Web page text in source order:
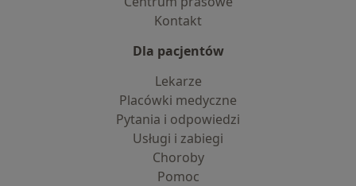
Kontakt
Dla pacjentów
Lekarze
Placówki medyczne
Pytania i odpowiedzi
Usługi i zabiegi
Choroby
Pomoc